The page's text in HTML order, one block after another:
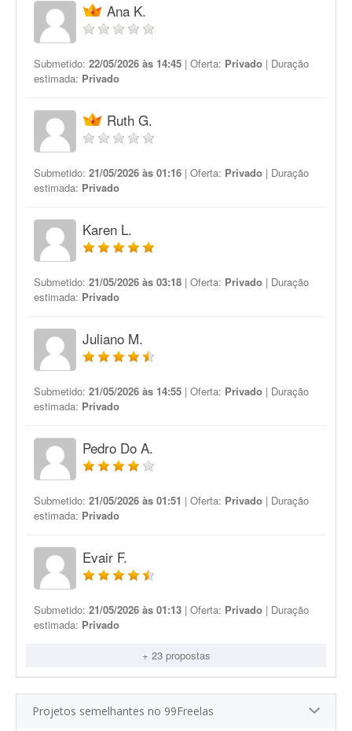
Ana K.
Submetido: 22/05/2026 às 14:45 | Oferta: Privado | Duração
estimada: Privado
Ruth G.
Submetido: 21/05/2026 às 01:16 | Oferta: Privado | Duração
estimada: Privado
Karen L.
Submetido: 21/05/2026 às 03:18 | Oferta: Privado | Duração
estimada: Privado
Juliano M.
Submetido: 21/05/2026 às 14:55 | Oferta: Privado | Duração
estimada: Privado
Pedro Do A.
Submetido: 21/05/2026 às 01:51 | Oferta: Privado | Duração
estimada: Privado
Evair F.
Submetido: 21/05/2026 às 01:13 | Oferta: Privado | Duração
estimada: Privado
+ 23 propostas
Projetos semelhantes no 99Freelas